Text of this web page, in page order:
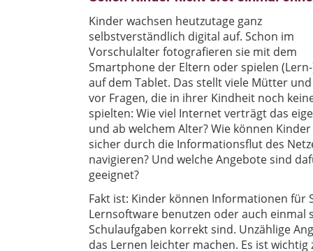
Kinder wachsen heutzutage ganz
selbstverständlich digital auf. Schon im
Vorschulalter fotografieren sie mit dem
Smartphone der Eltern oder spielen
auf dem Tablet. Das stellt viele Mütter
vor Fragen, die in ihrer Kindheit noch
spielten: Wie viel Internet verträgt das
und ab welchem Alter? Wie können
sicher durch die Informationsflut des
navigieren? Und welche Angebote sind
geeignet?
Fakt ist: Kinder können Informationen
Lernsoftware benutzen oder auch einmal
Schulaufgaben korrekt sind. Unzählige
das Lernen leichter machen. Es ist